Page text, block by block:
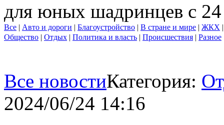
для юных шадринцев с
Все | Авто и дороги | Благоустройство | В стране и мире | ЖКХ
Общество | Отдых | Политика и власть | Происшествия | Разное
Все новостиКатегория:
2024/06/24 14:16